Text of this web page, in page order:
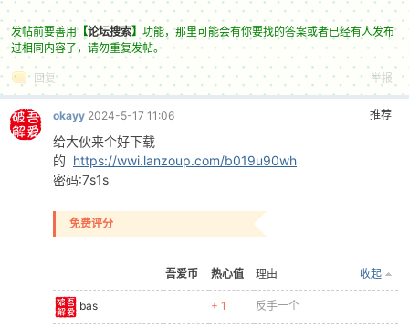
发帖前要善用【论坛搜索】 功能，那里可能会有你要找的答案或者已经有人发布
过相同内容了，请勿重复发帖。
回复 举报
推荐
okayy 2024-5-17 11:06
给大伙来个好下载
的 https://wwi.lanzoup.com/b019u90wh
密码:7s1s
免费评分
吾爱币 热心值 收起
理由
bas + 1 反手一个